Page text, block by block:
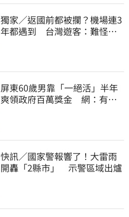
獨家／返國前都被攔？機場連3
年都遇到 台灣遊客：難怪日
屏東60歲男靠「一絕活」半年
爽領政府百萬獎金 網：有人
快訊／國家警報響了！大雷雨
開轟「2縣市」 示警區域出爐